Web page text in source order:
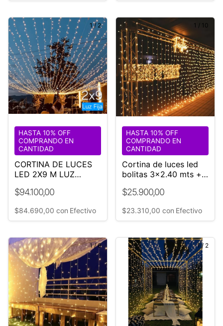
1/ 2
CORTINA DE LUCES
LED 2X9 M LUZ
$94.100,00
HASTA 10% OFF
COMPRANDO EN
CANTIDAD
$84.690,00 con Efectivo
1 / 10
Cortina de luces led
bolitas 3x2.40 mts +
LUCES
$25.900,00
HASTA 10% OFF
COMPRANDO EN
CANTIDAD
$23.310,00 con Efectivo
1/6 1/ 2